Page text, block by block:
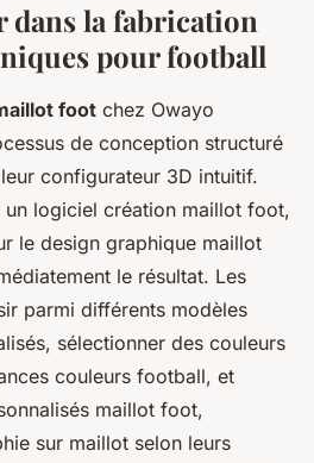
dans la fabrication
pour football
foot chez Owayo
de conception structuré
configurateur 3D intuitif.
un logiciel création maillot foot,
le design graphique maillot
le résultat. Les
parmi différents modèles
sélectionner des couleurs
couleurs football, et
maillot foot,
sur maillot selon leurs